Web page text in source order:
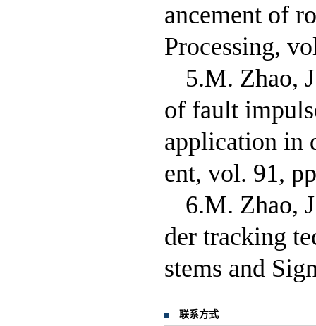
ancement of
Processing,
5.M. Zhao,
of fault
application in
ent, vol. 91,
6.M. Zhao,
der tracking
stems and
联系方式